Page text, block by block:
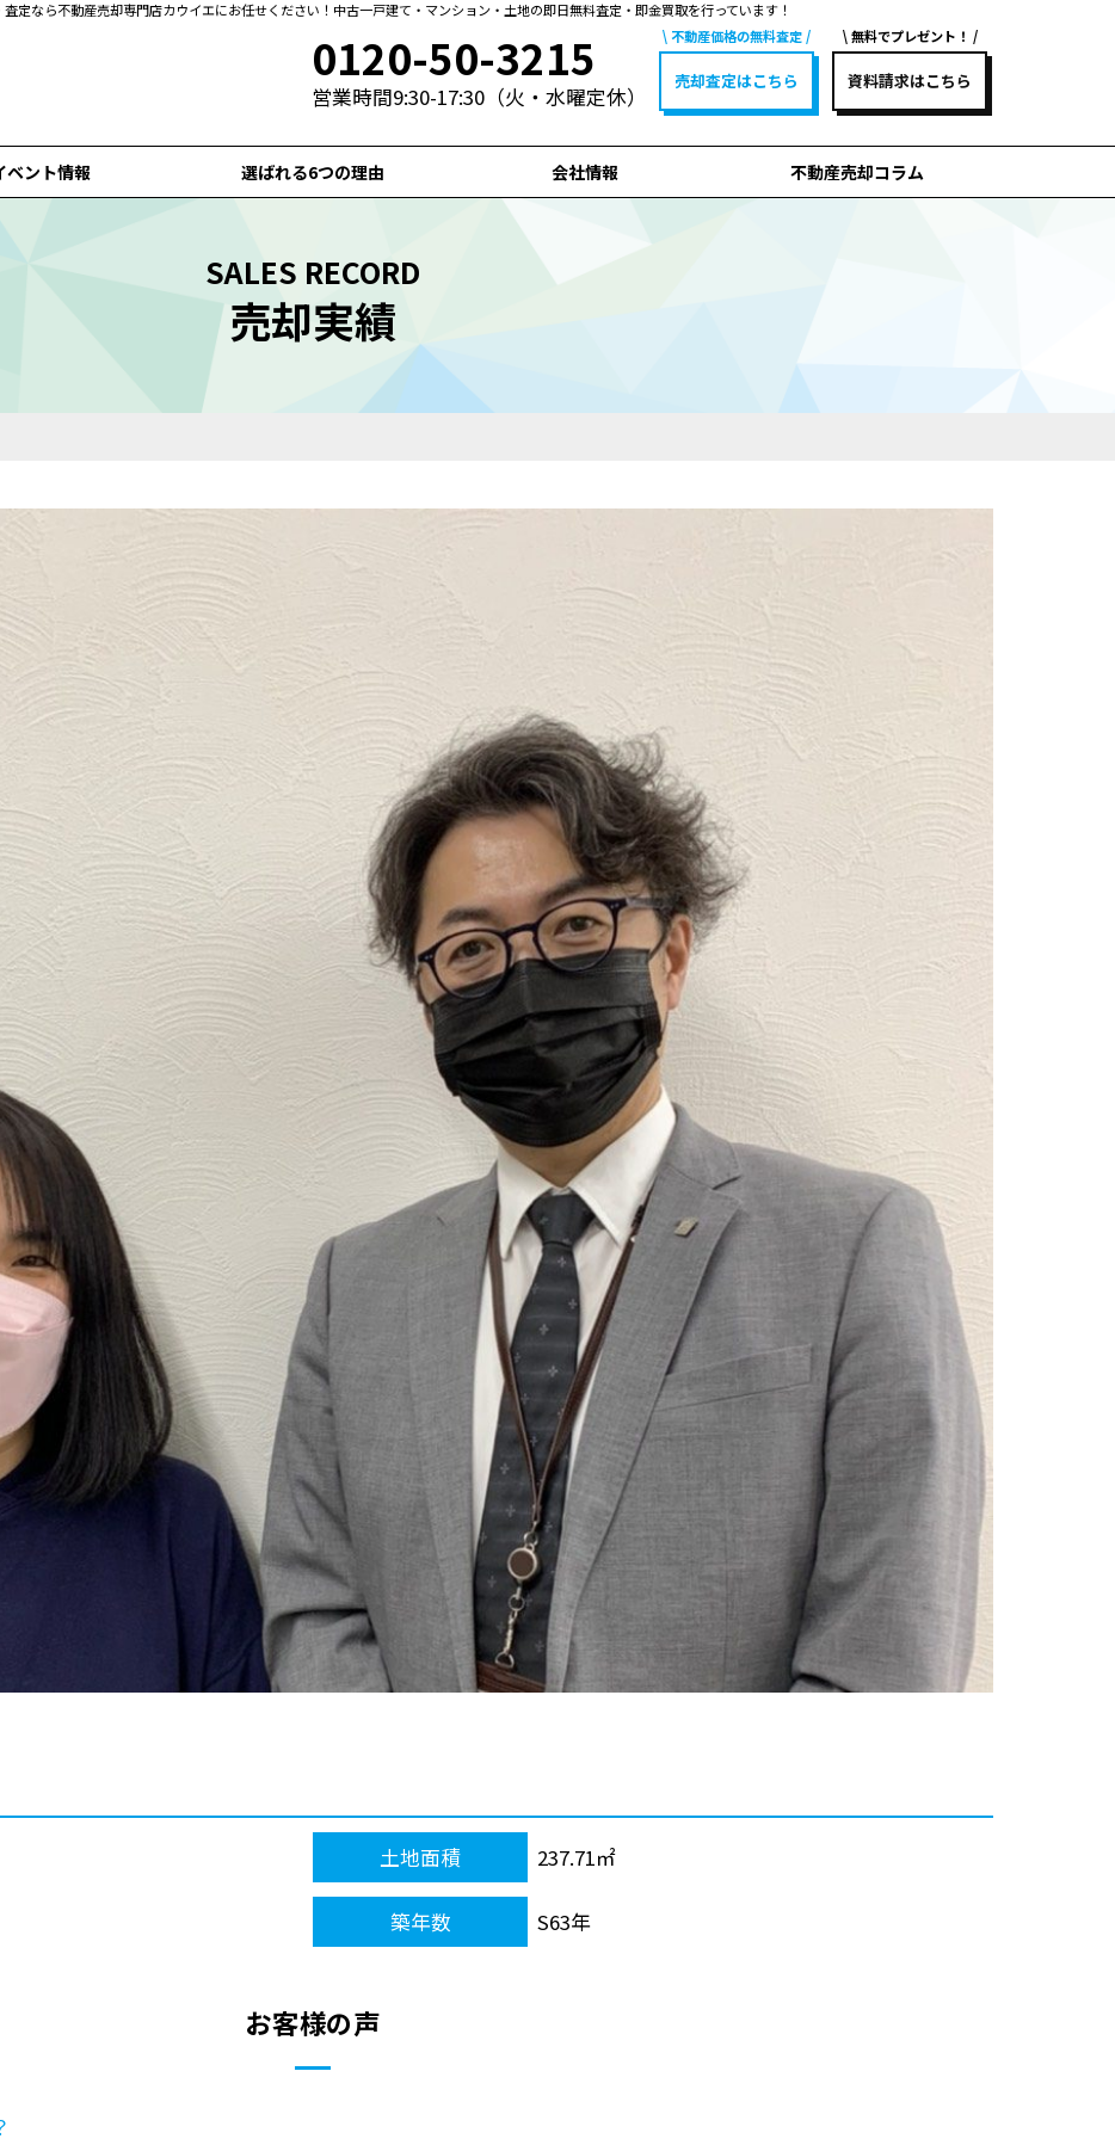
定なら不動産売却専門店カウイエにお任せください！中古一戸建て・マンション・土地の即日無料査定・即金買取を行っています！
0120-50-3215
営業時間9:30-17:30（火・水曜定休）
不動産価格の無料査定
売却査定はこちら
無料でプレゼント！
資料請求はこちら
ベント情報 選ばれる6つの理由 会社情報 不動産売却コラム
SALES RECORD
売却実績
土地面積 237.71㎡
築年数 S63年
お客様の声